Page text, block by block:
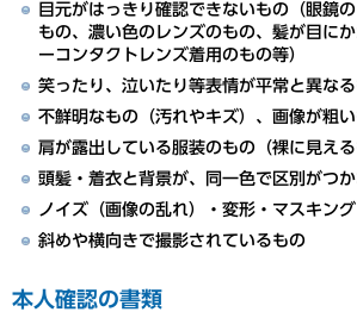
目元がはっきり確認できないもの（眼鏡
もの、濃い色のレンズのもの、髪が目に
ーコンタクトレンズ着用のもの等）
笑ったり、泣いたり等表情が平常と異な
不鮮明なもの（汚れやキズ）、画像が粗
肩が露出している服装のもの（裸に見える
頭髪・着衣と背景が、同一色で区別がつ
ノイズ（画像の乱れ）・変形・マスキン
斜めや横向きで撮影されているもの
本人確認の書類